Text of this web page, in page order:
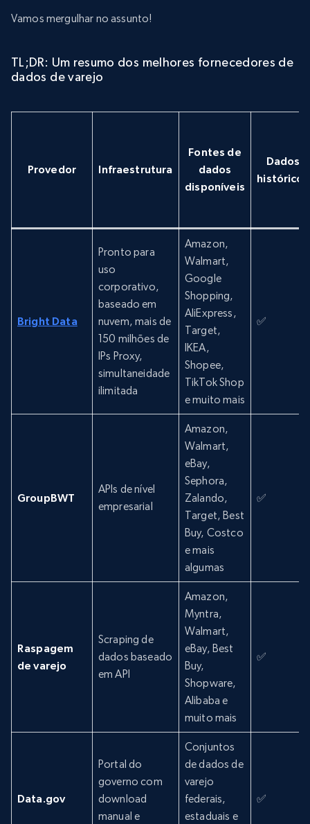
Vamos mergulhar no assunto!
TL;DR: Um resumo dos melhores fornecedores de
dados de varejo
Provedor Infraestrutura
Fontes de
dados
disponíveis
Dados
históricos
Bright Data
Pronto para
uso
corporativo,
baseado em
nuvem, mais de
150 milhões de
IPs Proxy,
simultaneidade
ilimitada
Amazon,
Walmart,
Google
Shopping,
AliExpress,
Target,
IKEA,
Shopee,
TikTok Shop
e muito mais
✅
GroupBWT
APIs de nível
empresarial
Amazon,
Walmart,
eBay,
Sephora,
Zalando,
Target, Best
Buy, Costco
e mais
algumas
✅
Raspagem
de varejo
Scraping de
dados baseado
em API
Amazon,
Myntra,
Walmart,
eBay, Best
Buy,
Shopware,
Alibaba e
muito mais
✅
Data.gov
Portal do
governo com
download
manual e
Conjuntos
de dados de
varejo
federais,
estaduais e
✅